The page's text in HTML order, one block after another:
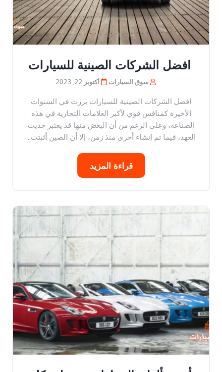
افضل الشركات الصينية للسيارات
سوق السيارات أكتوبر 22, 2023
افضل الشركات الصينية للسيارات برزت في السنوات
الأخيرة كمنافس قوي لأكبر العلامات التجارية في هذه
الصناعة، وعلى الرغم من أن البعض منها قد يعتبر حديث
العهد، فيما تم إنشاء أخرى منذ زمن، إلا أن الصين أثبتت...
قراءة المزيد